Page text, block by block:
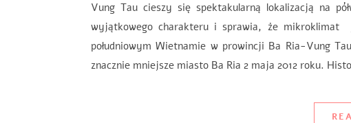
Vung Tau cieszy się spektakularną lokalizacją na
wyjątkowego charakteru i sprawia, że
południowym Wietnamie w prowincji Ba Ria-Vung
znacznie mniejsze miasto Ba Ria 2 maja 2012 roku.